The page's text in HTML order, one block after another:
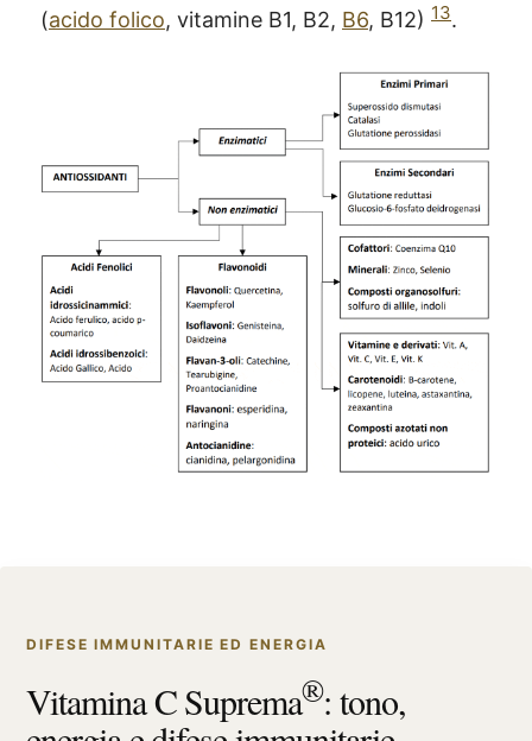
(acido folico, vitamine B1, B2, B6, B12) 13.
DIFESE IMMUNITARIE ED ENERGIA
Vitamina C Suprema®: tono,
SCOPRI COME FUNZIONA